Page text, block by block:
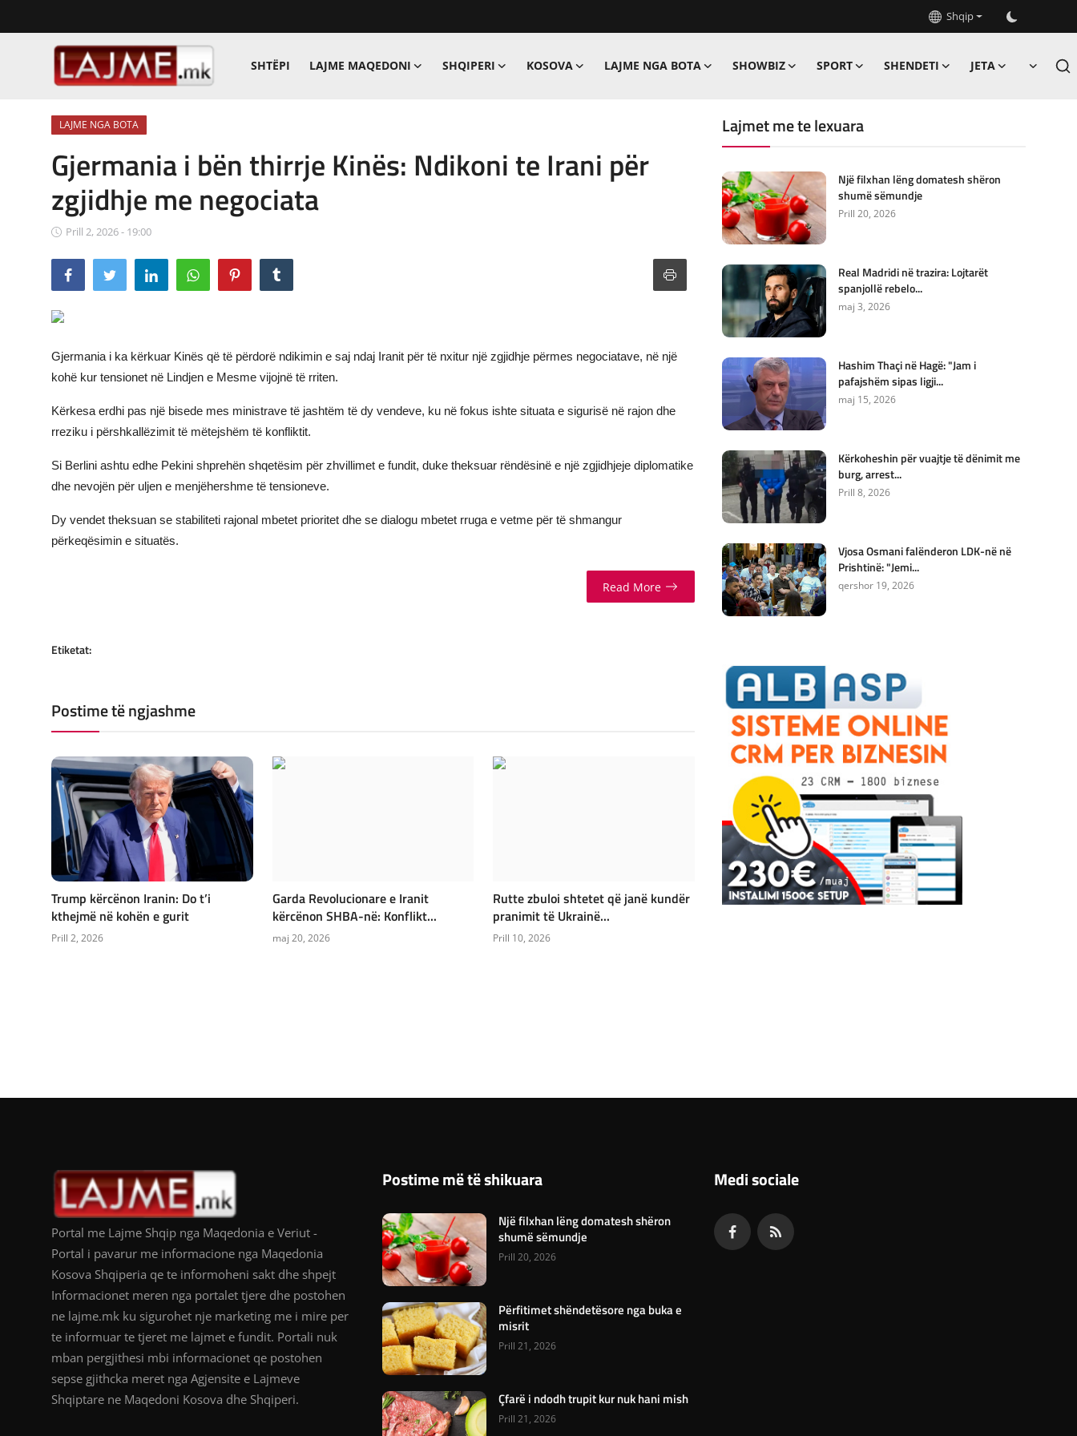
Shqip
SHTËPI LAJME MAQEDONI SHQIPERI KOSOVA LAJME NGA BOTA SHOWBIZ SPORT SHENDETI JETA
LAJME MAQEDONI
SHQIPERI
KOSOVA
LAJME NGA BOTA
SHOWBIZ
SHENDETI
Shqip
LAJME NGA BOTA
Gjermania i bën thirrje Kinës: Ndikoni te Irani për
zgjidhje me negociata
Prill 2, 2026 - 19:00
Gjermania i ka kërkuar Kinës që të përdorë ndikimin e saj ndaj Iranit për të nxitur një zgjidhje përmes negociatave, në një
kohë kur tensionet në Lindjen e Mesme vijojnë të rriten.
Kërkesa erdhi pas një bisede mes ministrave të jashtëm të dy vendeve, ku në fokus ishte situata e sigurisë në rajon dhe
rreziku i përshkallëzimit të mëtejshëm të konfliktit.
Si Berlini ashtu edhe Pekini shprehën shqetësim për zhvillimet e fundit, duke theksuar rëndësinë e një zgjidhjeje diplomatike
dhe nevojën për uljen e menjëhershme të tensioneve.
Dy vendet theksuan se stabiliteti rajonal mbetet prioritet dhe se dialogu mbetet rruga e vetme për të shmangur
përkeqësimin e situatës.
Read More
Etiketat:
Postime të ngjashme
Trump kërcënon Iranin: Do t’i
kthejmë në kohën e gurit
Prill 2, 2026
Garda Revolucionare e Iranit
kërcënon SHBA-në: Konflikt...
maj 20, 2026
Rutte zbuloi shtetet që janë kundër
pranimit të Ukrainë...
Prill 10, 2026
Lajmet me te lexuara
Një filxhan lëng domatesh shëron
shumë sëmundje
Prill 20, 2026
Real Madridi në trazira: Lojtarët
spanjollë rebelo...
maj 3, 2026
Hashim Thaçi në Hagë: "Jam i
pafajshëm sipas ligji...
maj 15, 2026
Kërkoheshin për vuajtje të dënimit me
burg, arrest...
Prill 8, 2026
Vjosa Osmani falënderon LDK-në në
Prishtinë: "Jemi...
qershor 19, 2026
Portal me Lajme Shqip nga Maqedonia e Veriut -
Portal i pavarur me informacione nga Maqedonia
Kosova Shqiperia qe te informoheni sakt dhe shpejt
Informacionet meren nga portalet tjere dhe postohen
ne lajme.mk ku sigurohet nje marketing me i mire per
te informuar te tjeret me lajmet e fundit. Portali nuk
mban pergjithesi mbi informacionet qe postohen
sepse gjithcka meret nga Agjensite e Lajmeve
Shqiptare ne Maqedoni Kosova dhe Shqiperi.
Postime më të shikuara
Një filxhan lëng domatesh shëron
shumë sëmundje
Prill 20, 2026
Përfitimet shëndetësore nga buka e
misrit
Prill 21, 2026
Çfarë i ndodh trupit kur nuk hani mish
Prill 21, 2026
Medi sociale